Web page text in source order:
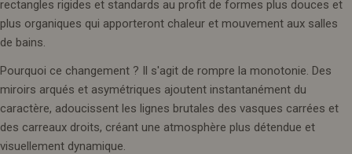
rectangles rigides et standards au profit de formes plus douces et
plus organiques qui apporteront chaleur et mouvement aux salles
de bains.
Pourquoi ce changement ? Il s'agit de rompre la monotonie. Des
miroirs arqués et asymétriques ajoutent instantanément du
caractère, adoucissent les lignes brutales des vasques carrées et
des carreaux droits, créant une atmosphère plus détendue et
visuellement dynamique.